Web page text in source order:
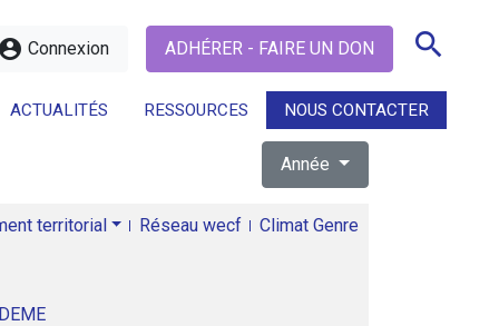
account_circle Connexion ADHÉRER - FAIRE UN DON search
ACTUALITÉS RESSOURCES NOUS CONTACTER
search
Année
territorial Réseau wecf Climat Genre